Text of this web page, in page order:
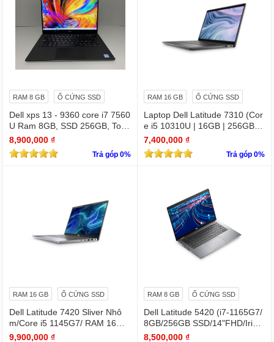
RAM 8 GB Ổ CỨNG SSD
Dell xps 13 - 9360 core i7 7560
U Ram 8GB, SSD 256GB, Touc
hscreen QHD (3200x1800)
8,900,000 ₫
Trả góp 0%
RAM 16 GB Ổ CỨNG SSD
Laptop Dell Latitude 7310 (Cor
e i5 10310U | 16GB | 256GB | I
ntel UHD | 13.3 FHD
7,400,000 ₫
Trả góp 0%
RAM 16 GB Ổ CỨNG SSD
Dell Latitude 7420 Sliver Nhô
m/Core i5 1145G7/ RAM 16Gb/
SSD Nvme 512Gb/LCD 14' FH
9,900,000 ₫
RAM 8 GB Ổ CỨNG SSD
Dell Latitude 5420 (i7-1165G7/
8GB/256GB SSD/14"FHD/Iris X
e Graphics/Win11Pro)
8,500,000 ₫